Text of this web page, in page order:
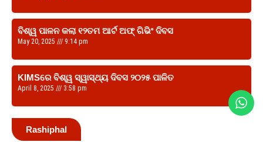
ବିଶ୍ୱ ପାଳନ କଲା ୧୨ତମ ଆର୍ଟ ଅଫ୍‍ ଗିଭିଂ ଦିବସ
May 20, 2025 9:14 pm
KIMSରେ ବିଶ୍ୱ ସ୍ୱାସ୍ଥ୍ୟ ଦିବସ ୨୦୨୫ ପାଳିତ
April 8, 2025 3:58 pm
Rashiphal